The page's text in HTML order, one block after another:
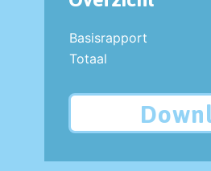
Basisrapport
Totaal